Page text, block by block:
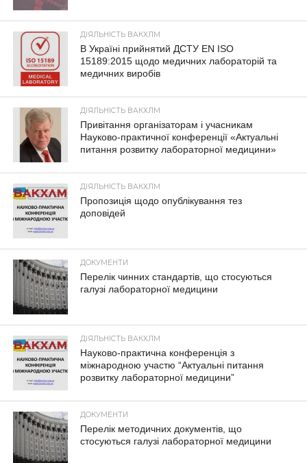
ДІЯЛЬНІСТЬ ВАКХЛМ
В Україні прийнятий ДСТУ EN ISO
15189:2015 щодо медичних лабораторій та
медичних виробів
ДІЯЛЬНІСТЬ ВАКХЛМ
Привітання організаторам і учасникам
Науково-практичної конференції «Актуальні
питання розвитку лабораторної медицини»
ДІЯЛЬНІСТЬ ВАКХЛМ
Пропозиція щодо опублікування тез
доповідей
ДОКУМЕНТИ
Перелік чинних стандартів, що стосуються
галузі лабораторної медицини
ДІЯЛЬНІСТЬ ВАКХЛМ
Науково-практична конференція з
міжнародною участю “Актуальні питання
розвитку лабораторної медицини”
ДОКУМЕНТИ
Перелік методичних документів, що
стосуються галузі лабораторної медицини